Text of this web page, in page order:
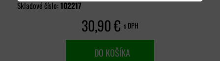
Skladové číslo:102217
30,90 € s DPH
DO KOŠÍKA